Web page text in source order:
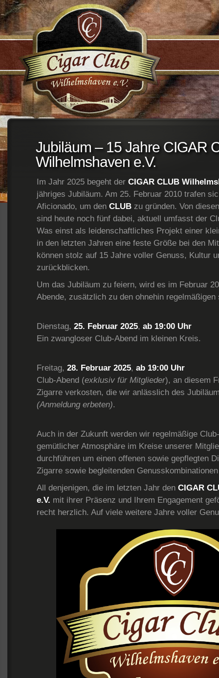
;
Jubiläum – 15 Jahre CIGAR
Wilhelmshaven e.V.
Im Jahr 2025 begeht der CIGAR CLUB
jähriges Jubiläum. Am 25. Februar 2010 trafen
Aficionado, um den CLUBzu gründen. Von
sind heute noch fünf dabei, aktuell umfasst der
Was einst als leidenschaftliches Projekt einer
in den letzten Jahren eine feste Größe bei den
können stolz auf 15 Jahre voller Genuss, Kultur
zurückblicken.
Um das Jubiläum zu feiern, wird es im Februar
Abende, zusätzlich zu den ohnehin regelmäßigen
Dienstag, 25. Februar 2025, ab 19:00 Uhr
Ein zwangloser Club-Abend im kleinen Kreis.
Freitag, 28. Februar 2025, ab 19:00 Uhr
Club-Abend (exklusiv für Mitglieder), an diesem
Zigarre verkosten, die wir anlässlich des
(Anmeldung erbeten).
Auch in der Zukunft werden wir regelmäßige
gemütlicher Atmosphäre im Kreise unserer
durchführen um einen offenen sowie gepflegten
Zigarre sowie begleitenden
All denjenigen, die im letzten Jahr den CIGAR
e.V. mit ihrer Präsenz und Ihrem Engagement
recht herzlich. Auf viele weitere Jahre voller